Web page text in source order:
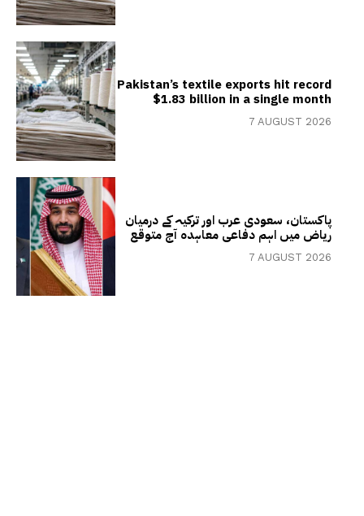
Pakistan’s textile exports hit record
$1.83 billion in a single month
7 AUGUST 2026
پاکستان، سعودی عرب اور ترکیہ کے درمیان
ریاض میں اہم دفاعی معاہدہ آج متوقع
7 AUGUST 2026